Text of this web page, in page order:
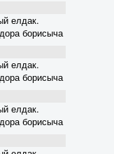
елдак.
борисыча
елдак.
борисыча
елдак.
борисыча